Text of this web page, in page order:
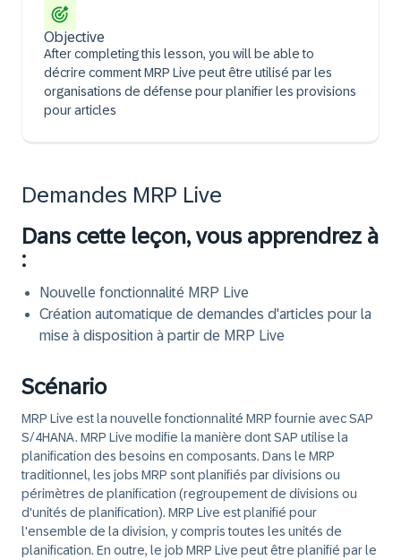
Objective
After completing this lesson, you will be able to
décrire comment MRP Live peut être utilisé par les
organisations de défense pour planifier les provisions
pour articles
Demandes MRP Live
Dans cette leçon, vous apprendrez à
:
Nouvelle fonctionnalité MRP Live
Création automatique de demandes d'articles pour la
mise à disposition à partir de MRP Live
Scénario
MRP Live est la nouvelle fonctionnalité MRP fournie avec SAP
S/4HANA. MRP Live modifie la manière dont SAP utilise la
planification des besoins en composants. Dans le MRP
traditionnel, les jobs MRP sont planifiés par divisions ou
périmètres de planification (regroupement de divisions ou
d'unités de planification). MRP Live est planifié pour
l'ensemble de la division, y compris toutes les unités de
planification. En outre, le job MRP Live peut être planifié par le